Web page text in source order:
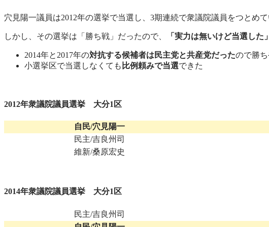
穴見陽一議員は2012年の選挙で当選し、3期連続で衆議院議員をつとめて
しかし、その選挙は「勝ち戦」だったので、 「実力は無いけど当選した
2014年と2017年の対抗する候補者は民主党と共産党だったので勝
小選挙区で当選しなくても 比例頼みで当選できた
2012年衆議院議員選挙 大分1区
自民/穴見陽一
民主/吉良州司
維新/桑原宏史
2014年衆議院議員選挙 大分1区
民主/吉良州司